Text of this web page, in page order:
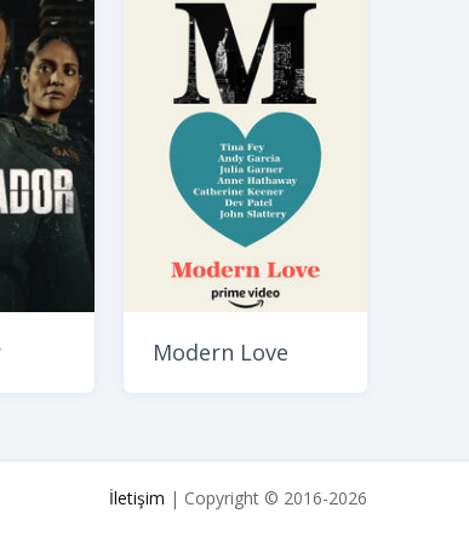
Modern Love
İletişim | Copyright © 2016-2026